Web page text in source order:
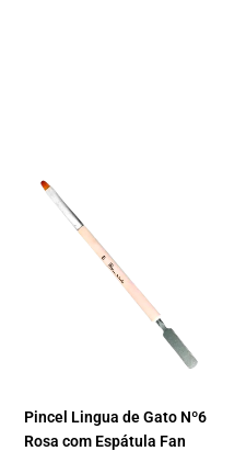
Pincel Lingua de Gato Nº6
Rosa com Espátula Fan